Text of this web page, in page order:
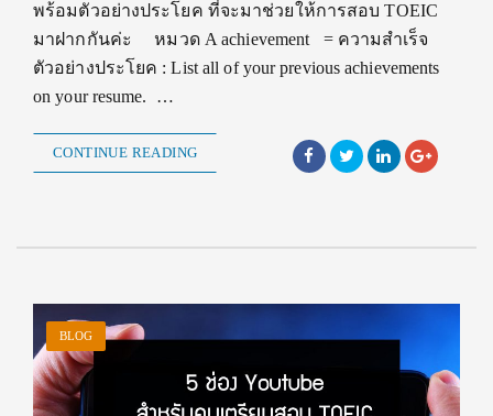
พร้อมตัวอย่างประโยค ที่จะมาช่วยให้การสอบ TOEIC
มาฝากกันค่ะ หมวด A achievement = ความสำเร็จ
ตัวอย่างประโยค : List all of your previous achievements
on your resume. …
CONTINUE READING
BLOG